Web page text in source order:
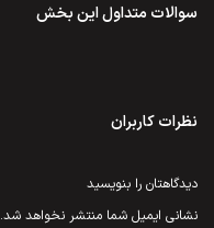
سوالات متداول این بخش
نظرات کاربران
دیدگاهتان را بنویسید
نشانی ایمیل شما منتشر نخواهد شد.